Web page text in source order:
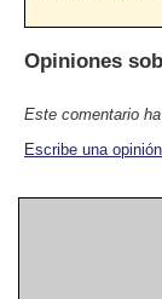
Opiniones
Este comentario
Escribe una